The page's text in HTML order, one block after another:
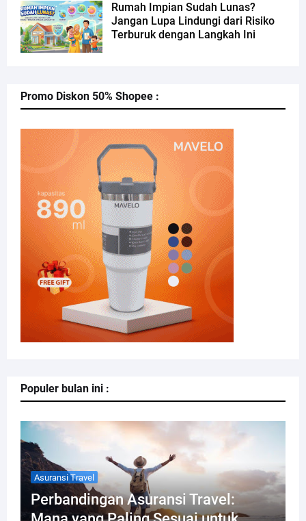
Rumah Impian Sudah Lunas?
Jangan Lupa Lindungi dari Risiko
Terburuk dengan Langkah Ini
Promo Diskon 50% Shopee :
Populer bulan ini :
Asuransi Travel
Perbandingan Asuransi Travel: